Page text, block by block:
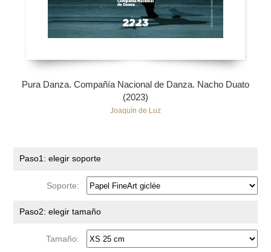
Pura Danza. Compañía Nacional de Danza. Nacho Duato
(2023)
Joaquín de Luz
Paso1: elegir soporte
Soporte:
Paso2: elegir tamaño
Tamaño: